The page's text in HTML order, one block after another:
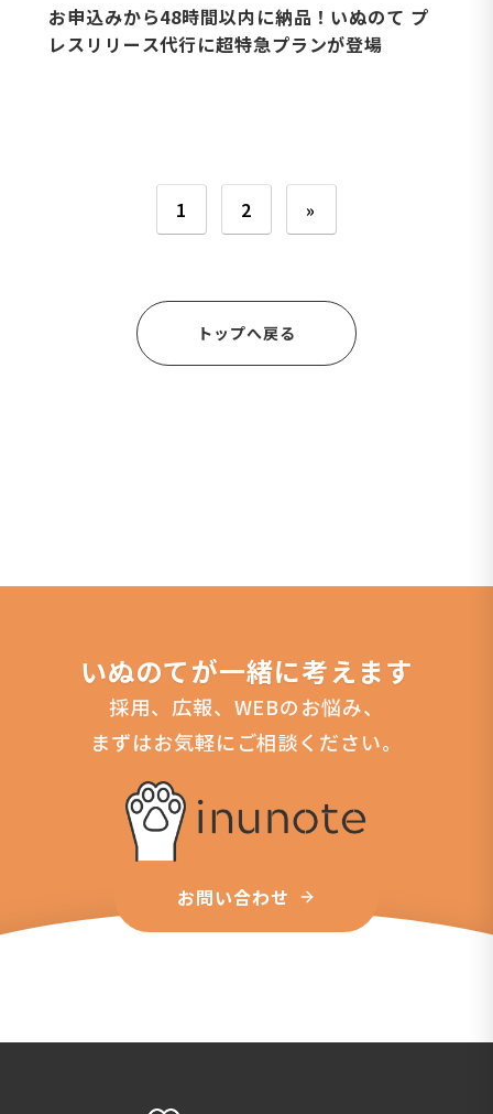
お申込みから48時間以内に納品！いぬのて プ
レスリリース代行に超特急プランが登場
1 2 »
トップへ戻る
いぬのてが一緒に考えます
採用、広報、WEBのお悩み、
まずはお気軽にご相談ください。
お問い合わせ